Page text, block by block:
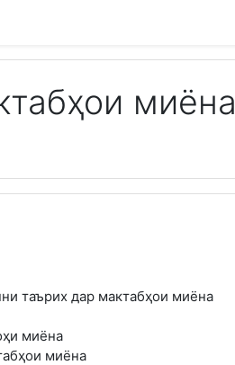
миёна
таърих дар мактабҳои миёна
миёна
миёна